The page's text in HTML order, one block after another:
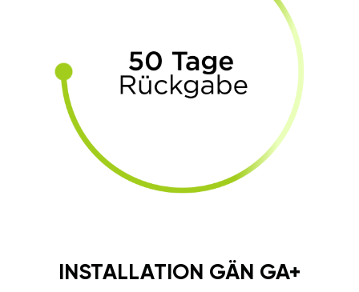
INSTALLATION GÄN GA+